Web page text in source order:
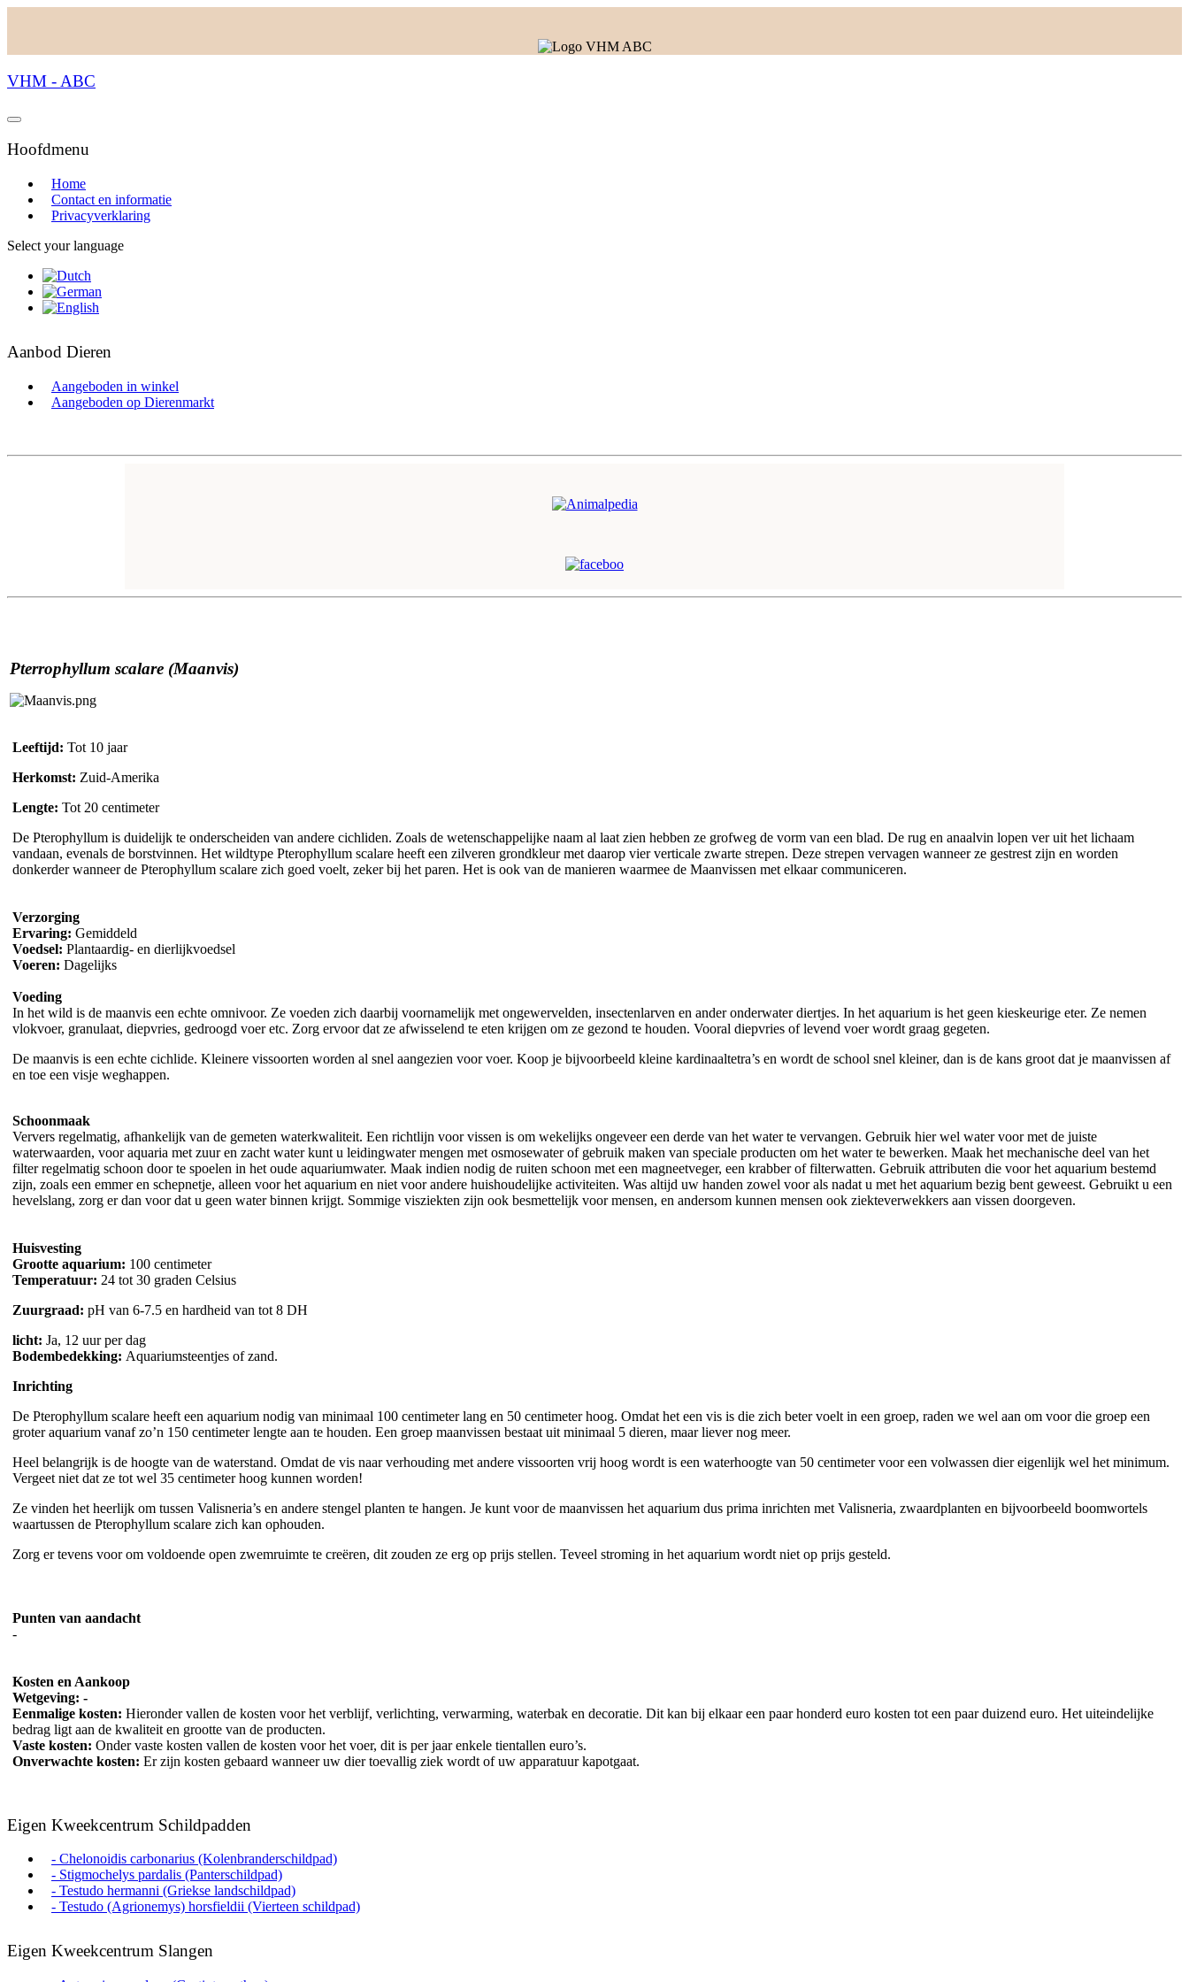
VHM - ABC
Hoofdmenu
Home
Contact en informatie
Privacyverklaring
Select your language
Aanbod Dieren
Aangeboden in winkel
Aangeboden op Dierenmarkt
Pterrophyllum scalare (Maanvis)
Leeftijd: Tot 10 jaar
Herkomst: Zuid-Amerika
Lengte: Tot 20 centimeter
De Pterophyllum is duidelijk te onderscheiden van andere cichliden. Zoals de wetenschappelijke naam al laat zien hebben ze grofweg de vorm van een blad. De rug en anaalvin lopen ver uit het lichaam
vandaan, evenals de borstvinnen. Het wildtype Pterophyllum scalare heeft een zilveren grondkleur met daarop vier verticale zwarte strepen. Deze strepen vervagen wanneer ze gestrest zijn en worden
donkerder wanneer de Pterophyllum scalare zich goed voelt, zeker bij het paren. Het is ook van de manieren waarmee de Maanvissen met elkaar communiceren.
Verzorging
Ervaring: Gemiddeld
Voedsel: Plantaardig- en dierlijkvoedsel
Voeren: Dagelijks
Voeding
In het wild is de maanvis een echte omnivoor. Ze voeden zich daarbij voornamelijk met ongewervelden, insectenlarven en ander onderwater diertjes. In het aquarium is het geen kieskeurige eter. Ze nemen
vlokvoer, granulaat, diepvries, gedroogd voer etc. Zorg ervoor dat ze afwisselend te eten krijgen om ze gezond te houden. Vooral diepvries of levend voer wordt graag gegeten.
De maanvis is een echte cichlide. Kleinere vissoorten worden al snel aangezien voor voer. Koop je bijvoorbeeld kleine kardinaaltetra’s en wordt de school snel kleiner, dan is de kans groot dat je maanvissen af
en toe een visje weghappen.
Schoonmaak
Ververs regelmatig, afhankelijk van de gemeten waterkwaliteit. Een richtlijn voor vissen is om wekelijks ongeveer een derde van het water te vervangen. Gebruik hier wel water voor met de juiste
waterwaarden, voor aquaria met zuur en zacht water kunt u leidingwater mengen met osmosewater of gebruik maken van speciale producten om het water te bewerken. Maak het mechanische deel van het
filter regelmatig schoon door te spoelen in het oude aquariumwater. Maak indien nodig de ruiten schoon met een magneetveger, een krabber of filterwatten. Gebruik attributen die voor het aquarium bestemd
zijn, zoals een emmer en schepnetje, alleen voor het aquarium en niet voor andere huishoudelijke activiteiten. Was altijd uw handen zowel voor als nadat u met het aquarium bezig bent geweest. Gebruikt u een
hevelslang, zorg er dan voor dat u geen water binnen krijgt. Sommige visziekten zijn ook besmettelijk voor mensen, en andersom kunnen mensen ook ziekteverwekkers aan vissen doorgeven.
Huisvesting
Grootte aquarium: 100 centimeter
Temperatuur: 24 tot 30 graden Celsius
Zuurgraad: pH van 6-7.5 en hardheid van tot 8 DH
licht: Ja, 12 uur per dag
Bodembedekking: Aquariumsteentjes of zand.
Inrichting
De Pterophyllum scalare heeft een aquarium nodig van minimaal 100 centimeter lang en 50 centimeter hoog. Omdat het een vis is die zich beter voelt in een groep, raden we wel aan om voor die groep een
groter aquarium vanaf zo’n 150 centimeter lengte aan te houden. Een groep maanvissen bestaat uit minimaal 5 dieren, maar liever nog meer.
Heel belangrijk is de hoogte van de waterstand. Omdat de vis naar verhouding met andere vissoorten vrij hoog wordt is een waterhoogte van 50 centimeter voor een volwassen dier eigenlijk wel het minimum.
Vergeet niet dat ze tot wel 35 centimeter hoog kunnen worden!
Ze vinden het heerlijk om tussen Valisneria’s en andere stengel planten te hangen. Je kunt voor de maanvissen het aquarium dus prima inrichten met Valisneria, zwaardplanten en bijvoorbeeld boomwortels
waartussen de Pterophyllum scalare zich kan ophouden.
Zorg er tevens voor om voldoende open zwemruimte te creëren, dit zouden ze erg op prijs stellen. Teveel stroming in het aquarium wordt niet op prijs gesteld.
Punten van aandacht
-
Kosten en Aankoop
Wetgeving: -
Eenmalige kosten: Hieronder vallen de kosten voor het verblijf, verlichting, verwarming, waterbak en decoratie. Dit kan bij elkaar een paar honderd euro kosten tot een paar duizend euro. Het uiteindelijke
bedrag ligt aan de kwaliteit en grootte van de producten.
Vaste kosten: Onder vaste kosten vallen de kosten voor het voer, dit is per jaar enkele tientallen euro’s.
Onverwachte kosten: Er zijn kosten gebaard wanneer uw dier toevallig ziek wordt of uw apparatuur kapotgaat.
Eigen Kweekcentrum Schildpadden
- Chelonoidis carbonarius (Kolenbranderschildpad)
- Stigmochelys pardalis (Panterschildpad)
- Testudo hermanni (Griekse landschildpad)
- Testudo (Agrionemys) horsfieldii (Vierteen schildpad)
Eigen Kweekcentrum Slangen